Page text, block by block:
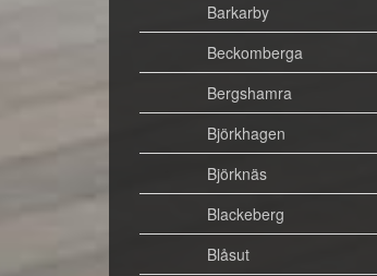
Barkarby
Beckomberga
Bergshamra
Björkhagen
Björknäs
Blackeberg
Blåsut